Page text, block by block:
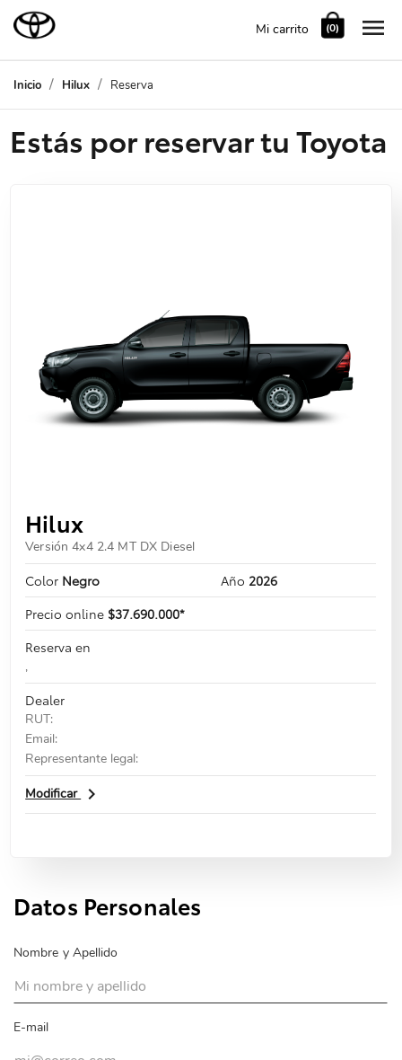

Mi carrito (0)
Inicio Hilux Reserva
Estás por reservar tu Toyota
Hilux
Versión 4x4 2.4 MT DX Diesel
Color Negro Año 2026
Precio online $37.690.000*
Reserva en
,
Dealer
RUT:
Email:
Representante legal:
Modificarnavigate_next
Datos Personales
Nombre y Apellido
E-mail